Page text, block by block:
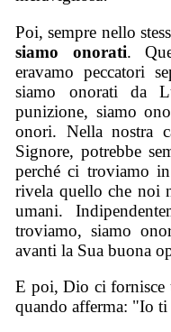
Poi, sempre nello
siamo onorati.
eravamo peccatori
siamo onorati da
punizione, siamo
onori. Nella nostra
Signore, potrebbe
perché ci troviamo
rivela quello che noi
umani.
troviamo, siamo
avanti la Sua buona
E poi, Dio ci fornisce
quando afferma: "Io